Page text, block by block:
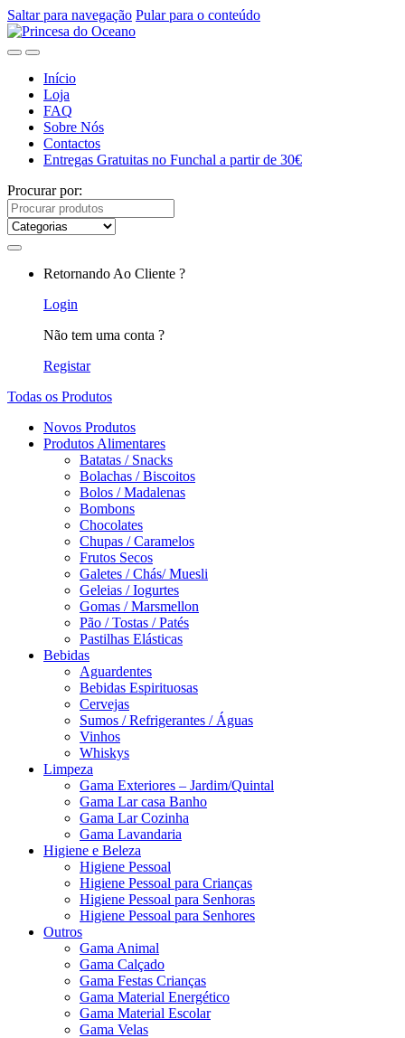
Saltar para navegação Pular para o conteúdo
Início
Loja
FAQ
Sobre Nós
Contactos
Entregas Gratuitas no Funchal a partir de 30€
Procurar por:
Retornando Ao Cliente ?
Login
Não tem uma conta ?
Registar
Todas os Produtos
Novos Produtos
Produtos Alimentares
Batatas / Snacks
Bolachas / Biscoitos
Bolos / Madalenas
Bombons
Chocolates
Chupas / Caramelos
Frutos Secos
Galetes / Chás/ Muesli
Geleias / Iogurtes
Gomas / Marsmellon
Pão / Tostas / Patés
Pastilhas Elásticas
Bebidas
Aguardentes
Bebidas Espirituosas
Cervejas
Sumos / Refrigerantes / Águas
Vinhos
Whiskys
Limpeza
Gama Exteriores – Jardim/Quintal
Gama Lar casa Banho
Gama Lar Cozinha
Gama Lavandaria
Higiene e Beleza
Higiene Pessoal
Higiene Pessoal para Crianças
Higiene Pessoal para Senhoras
Higiene Pessoal para Senhores
Outros
Gama Animal
Gama Calçado
Gama Festas Crianças
Gama Material Energético
Gama Material Escolar
Gama Velas